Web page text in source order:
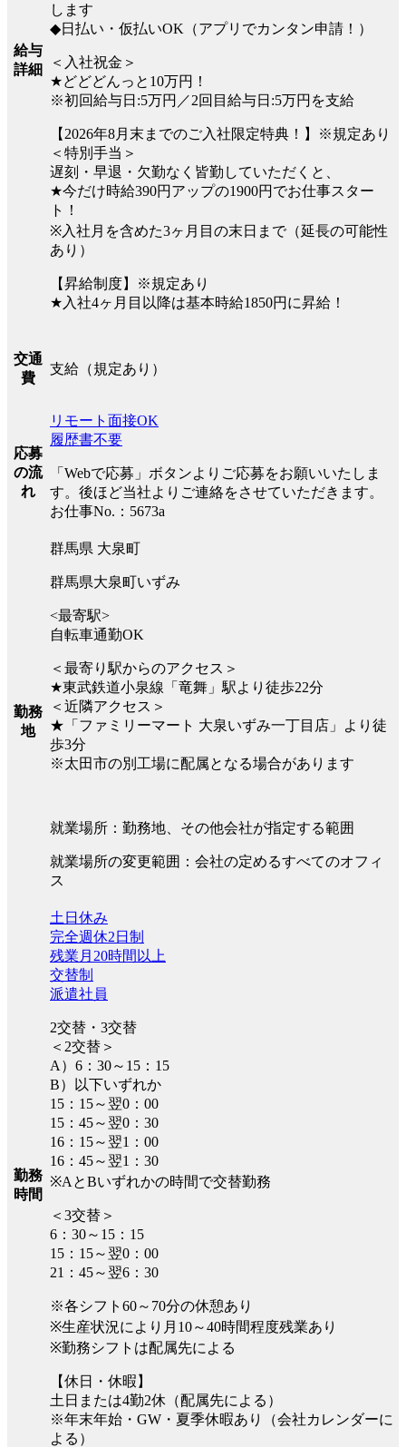
給与
詳細
します
◆日払い・仮払いOK（アプリでカンタン申請！）
＜入社祝金＞
★どどどんっと10万円！
※初回給与日:5万円／2回目給与日:5万円を支給
【2026年8月末までのご入社限定特典！】※規定あり
＜特別手当＞
遅刻・早退・欠勤なく皆勤していただくと、
★今だけ時給390円アップの1900円でお仕事スター
ト！
※入社月を含めた3ヶ月目の末日まで（延長の可能性
あり）
【昇給制度】※規定あり
★入社4ヶ月目以降は基本時給1850円に昇給！
交通
費
支給（規定あり）
応募
の流
れ
リモート面接OK
履歴書不要
「Webで応募」ボタンよりご応募をお願いいたしま
す。後ほど当社よりご連絡をさせていただきます。
お仕事No.：5673a
勤務
地
群馬県 大泉町
群馬県大泉町いずみ
<最寄駅>
自転車通勤OK
＜最寄り駅からのアクセス＞
★東武鉄道小泉線「竜舞」駅より徒歩22分
＜近隣アクセス＞
★「ファミリーマート 大泉いずみ一丁目店」より徒
歩3分
※太田市の別工場に配属となる場合があります
就業場所：勤務地、その他会社が指定する範囲
就業場所の変更範囲：会社の定めるすべてのオフィ
ス
勤務
時間
土日休み
完全週休2日制
残業月20時間以上
交替制
派遣社員
2交替・3交替
＜2交替＞
A）6：30～15：15
B）以下いずれか
15：15～翌0：00
15：45～翌0：30
16：15～翌1：00
16：45～翌1：30
※AとBいずれかの時間で交替勤務
＜3交替＞
6：30～15：15
15：15～翌0：00
21：45～翌6：30
※各シフト60～70分の休憩あり
※生産状況により月10～40時間程度残業あり
※勤務シフトは配属先による
【休日・休暇】
土日または4勤2休（配属先による）
※年末年始・GW・夏季休暇あり（会社カレンダーに
よる）